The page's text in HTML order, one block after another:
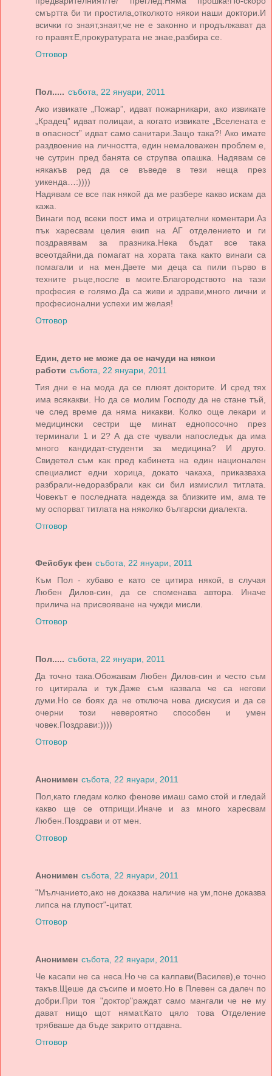
смъртта би ти простила,отколкото някои наши доктори.И
всички го знаят,знаят,че не е законно и продължават да
го правят.Е,прокуратурата не знае,разбира се.
Отговор
Пол..... събота, 22 януари, 2011
Ако извикате „Пожар”, идват пожарникари, ако извикате
„Крадец” идват полицаи, а когато извикате „Вселената е
в опасност” идват само санитари.Защо така?! Ако имате
раздвоение на личността, един немаловажен проблем е,
че сутрин пред банята се струпва опашка. Надявам се
някакъв ред да се въведе в тези неща през
уикенда…:))))
Надявам се все пак някой да ме разбере какво искам да
кажа.
Винаги под всеки пост има и отрицателни коментари.Аз
пък харесвам целия екип на АГ отделението и ги
поздравявам за празника.Нека бъдат все така
всеотдайни,да помагат на хората така както винаги са
помагали и на мен.Двете ми деца са пили първо в
техните ръце,после в моите.Благородството на тази
професия е голямо.Да са живи и здрави,много лични и
професионални успехи им желая!
Отговор
Един, дето не може да се начуди на някои
работи събота, 22 януари, 2011
Тия дни е на мода да се плюят докторите. И сред тях
има всякакви. Но да се молим Господу да не стане тъй,
че след време да няма никакви. Колко още лекари и
медицински сестри ще минат еднопосочно през
терминали 1 и 2? А да сте чували напоследък да има
много кандидат-студенти за медицина? И друго.
Свидетел съм как пред кабинета на един национален
специалист едни хорица, докато чакаха, приказваха
разбрали-недоразбрали как си бил измислил титлата.
Човекът е последната надежда за близките им, ама те
му оспорват титлата на няколко български диалекта.
Отговор
Фейсбук фен събота, 22 януари, 2011
Към Пол - хубаво е като се цитира някой, в случая
Любен Дилов-син, да се споменава автора. Иначе
прилича на присвояване на чужди мисли.
Отговор
Пол..... събота, 22 януари, 2011
Да точно така.Обожавам Любен Дилов-син и често съм
го цитирала и тук.Даже съм казвала че са негови
думи.Но се боях да не отключа нова дискусия и да се
очерни този невероятно способен и умен
човек.Поздрави:))))
Отговор
Анонимен събота, 22 януари, 2011
Пол,като гледам колко фенове имаш само стой и гледай
какво ще се отприщи.Иначе и аз много харесвам
Любен.Поздрави и от мен.
Отговор
Анонимен събота, 22 януари, 2011
"Мълчанието,ако не доказва наличие на ум,поне доказва
липса на глупост"-цитат.
Отговор
Анонимен събота, 22 януари, 2011
Че касапи не са неса.Но че са калпави(Василев),е точно
такъв.Щеше да съсипе и моето.Но в Плевен са далеч по
добри.При тоя "доктор"раждат само мангали че не му
дават нищо щот нямат.Като цяло това Отделение
трябваше да бъде закрито оттдавна.
Отговор